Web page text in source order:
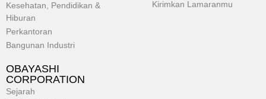
Kesehatan, Pendidikan &
Hiburan
Perkantoran
Bangunan Industri
Kirimkan Lamaranmu
OBAYASHI
CORPORATION
Sejarah